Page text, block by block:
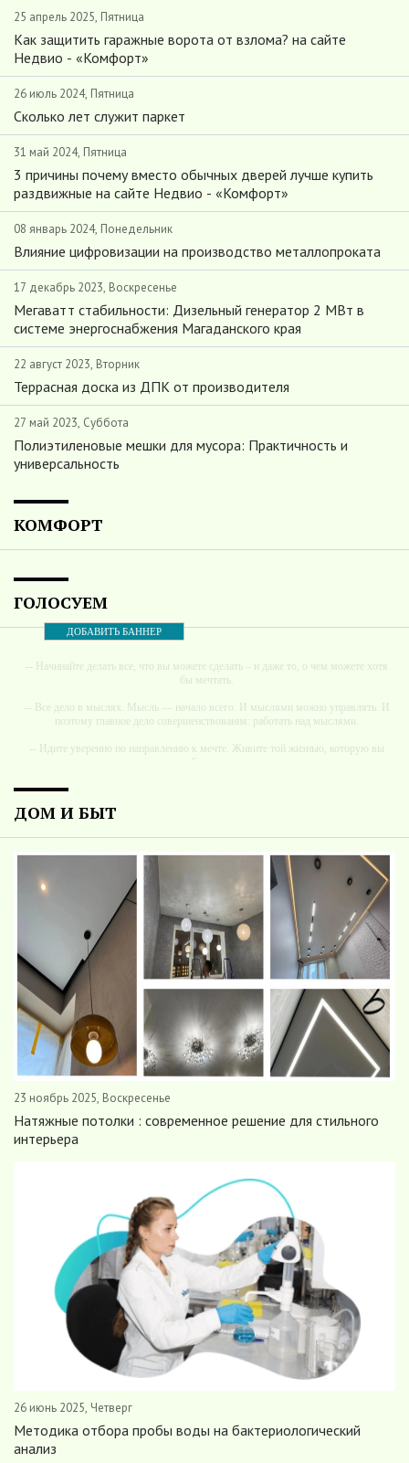
25 апрель 2025, Пятница
Как защитить гаражные ворота от взлома? на сайте
Недвио - «Комфорт»
26 июль 2024, Пятница
Сколько лет служит паркет
31 май 2024, Пятница
3 причины почему вместо обычных дверей лучше купить
раздвижные на сайте Недвио - «Комфорт»
08 январь 2024, Понедельник
Влияние цифровизации на производство металлопроката
17 декабрь 2023, Воскресенье
Мегаватт стабильности: Дизельный генератор 2 МВт в
системе энергоснабжения Магаданского края
22 август 2023, Вторник
Террасная доска из ДПК от производителя
27 май 2023, Суббота
Полиэтиленовые мешки для мусора: Практичность и
универсальность
КОМФОРТ
ГОЛОСУЕМ
ДОБАВИТЬ БАННЕР
-- Начинайте делать все, что вы можете сделать – и даже то, о чем можете хотя
бы мечтать.
-- Все дело в мыслях. Мысль — начало всего. И мыслями можно управлять. И
поэтому главное дело совершенствования: работать над мыслями.
-- Идите уверенно по направлению к мечте. Живите той жизнью, которую вы
-- Самое большое богатство — это ум. Самая большая нищета — глупость. Из
-- Люблю давать советы и очень не люблю, когда их дают мне.
ДОМ И БЫТ
23 ноябрь 2025, Воскресенье
Натяжные потолки : современное решение для стильного
интерьера
26 июнь 2025, Четверг
Методика отбора пробы воды на бактериологический
анализ